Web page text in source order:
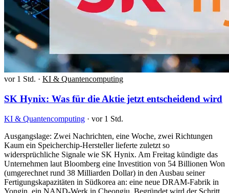
vor 1 Std. · KI & Quantencomputing
SK Hynix: Was für die Aktie jetzt entscheidend wird
KI & Quantencomputing · vor 1 Std.
Ausgangslage: Zwei Nachrichten, eine Woche, zwei Richtungen
Kaum ein Speicherchip-Hersteller lieferte zuletzt so
widersprüchliche Signale wie SK Hynix. Am Freitag kündigte das
Unternehmen laut Bloomberg eine Investition von 54 Billionen Won
(umgerechnet rund 38 Milliarden Dollar) in den Ausbau seiner
Fertigungskapazitäten in Südkorea an: eine neue DRAM-Fabrik in
Yongin, ein NAND-Werk in Cheongju. Begründet wird der Schritt